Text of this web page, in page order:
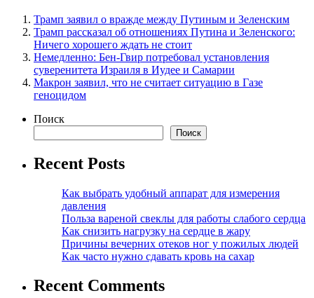
Трамп заявил о вражде между Путиным и Зеленским
Трамп рассказал об отношениях Путина и Зеленского:
Ничего хорошего ждать не стоит
Немедленно: Бен-Гвир потребовал установления
суверенитета Израиля в Иудее и Самарии
Макрон заявил, что не считает ситуацию в Газе
геноцидом
Поиск
Поиск
Recent Posts
Как выбрать удобный аппарат для измерения
давления
Польза вареной свеклы для работы слабого сердца
Как снизить нагрузку на сердце в жару
Причины вечерних отеков ног у пожилых людей
Как часто нужно сдавать кровь на сахар
Recent Comments